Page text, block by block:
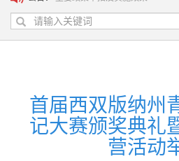
首届西双版纳州
记大赛颁奖典礼
营活动